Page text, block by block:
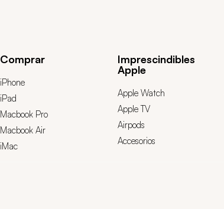
Comprar
iPhone
iPad
Macbook Pro
Macbook Air
iMac
Imprescindibles
Apple
Apple Watch
Apple TV
Airpods
Accesorios